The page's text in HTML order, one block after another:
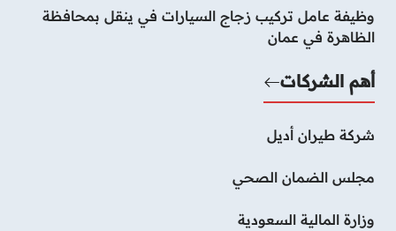
وظيفة عامل تركيب زجاج السيارات في ينقل بمحافظة
الظاهرة في عمان
أهم الشركات
شركة طيران أديل
مجلس الضمان الصحي
وزارة المالية السعودية